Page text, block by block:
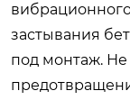
застывания
под монтаж. Не